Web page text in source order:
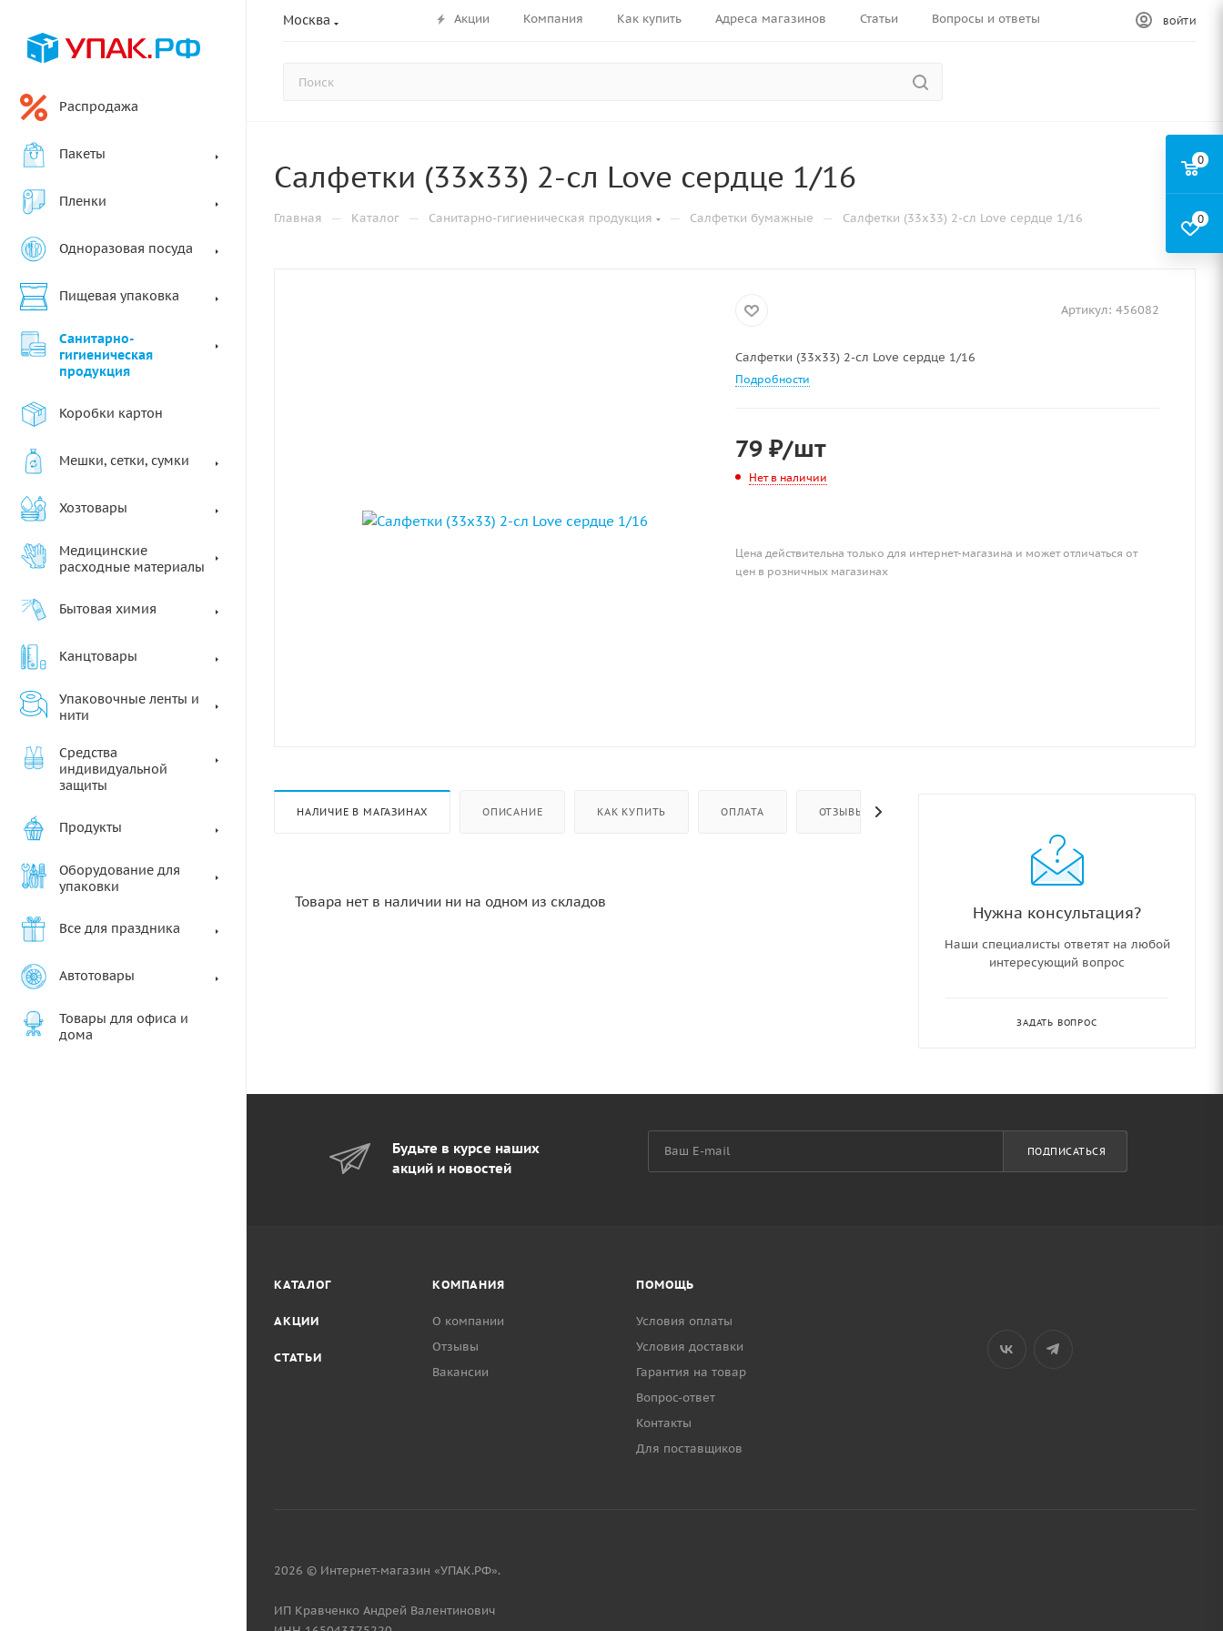
Москва Акции Компания Как купить Адреса магазинов Статьи Вопросы и ответы ВОЙТИ
Распродажа
Пакеты
Пленки
Одноразовая посуда
Пищевая упаковка
Санитарно-
гигиеническая
продукция
Коробки картон
Мешки, сетки, сумки
Хозтовары
Медицинские
расходные материалы
Бытовая химия
Канцтовары
Упаковочные ленты и
нити
Средства
индивидуальной
защиты
Продукты
Оборудование для
упаковки
Все для праздника
Автотовары
Товары для офиса и
дома
Салфетки (33х33) 2-сл Love сердце 1/16
Главная — Каталог — Санитарно-гигиеническая продукция — Салфетки бумажные — Салфетки (33х33) 2-сл Love сердце 1/16
Артикул: 456082
Салфетки (33х33) 2-сл Love сердце 1/16
Подробности
79₽/шт
Нет в наличии
Цена действительна только для интернет-магазина и может отличаться от
цен в розничных магазинах
НАЛИЧИЕ В МАГАЗИНАХ ОПИСАНИЕ КАК КУПИТЬ ОПЛАТА ОТЗЫВЫ
Товара нет в наличии ни на одном из складов
Нужна консультация?
Наши специалисты ответят на любой
интересующий вопрос
ЗАДАТЬ ВОПРОС
Будьте в курсе наших
акций и новостей
ПОДПИСАТЬСЯ
КАТАЛОГ
АКЦИИ
СТАТЬИ
КОМПАНИЯ
О компании
Отзывы
Вакансии
ПОМОЩЬ
Условия оплаты
Условия доставки
Гарантия на товар
Вопрос-ответ
Контакты
Для поставщиков
2026 © Интернет-магазин «УПАК.РФ».
ИП Кравченко Андрей Валентинович
0
0